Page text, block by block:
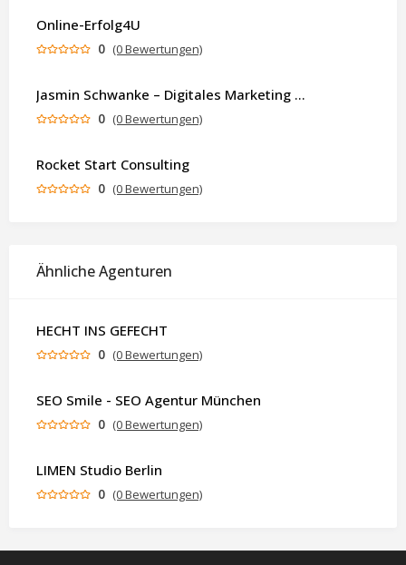
Online-Erfolg4U
0 (0 Bewertungen)
Jasmin Schwanke – Digitales Marketing & KI-gestützte Contenterstellung
0 (0 Bewertungen)
Rocket Start Consulting
0 (0 Bewertungen)
Ähnliche Agenturen
HECHT INS GEFECHT
0 (0 Bewertungen)
SEO Smile - SEO Agentur München
0 (0 Bewertungen)
LIMEN Studio Berlin
0 (0 Bewertungen)